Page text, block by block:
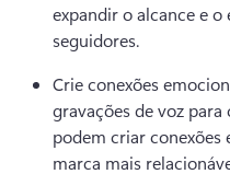
expandir o alcance e
seguidores.
Crie conexões
gravações de voz
podem criar conexões
marca mais